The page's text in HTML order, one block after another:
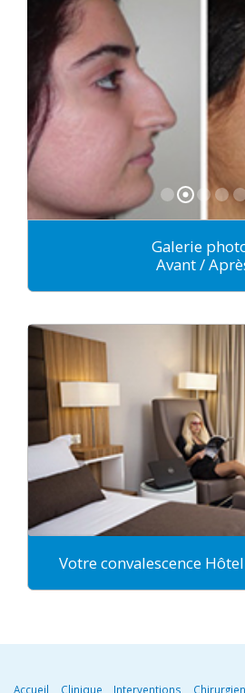
Galerie
Avant /
Votre convalescence
Accueil Clinique Interventions